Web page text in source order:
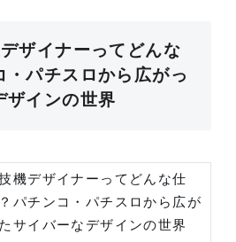
ザイナーってどんな
・パチスロから広がっ
ザインの世界
機デザイナーってどんな仕
パチンコ・パチスロから広が
サイバーなデザインの世界